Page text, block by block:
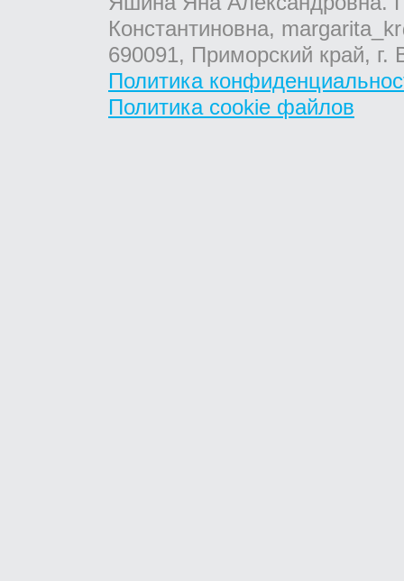
Константиновна,
690091, Приморский край,
Политика
Политика cookie файлов